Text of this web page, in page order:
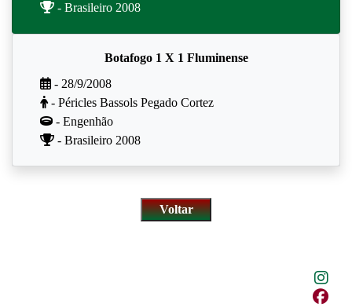
- Brasileiro 2008
Botafogo 1 X 1 Fluminense
- 28/9/2008
- Péricles Bassols Pegado Cortez
- Engenhão
- Brasileiro 2008